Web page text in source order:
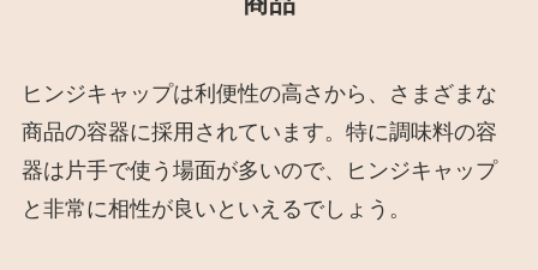
ヒンジキャップは利便性の高さから、さまざまな
商品の容器に採用されています。特に調味料の容
器は片手で使う場面が多いので、ヒンジキャップ
と非常に相性が良いといえるでしょう。